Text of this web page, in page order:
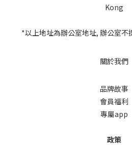
Kong
*以上地址為辦公室地址, 辦公室不
關於我們
品牌故事
會員福利
專屬app
政策